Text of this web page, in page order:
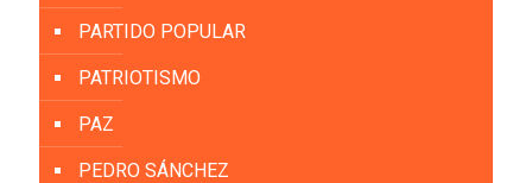
PARTIDO POPULAR
PATRIOTISMO
PAZ
PEDRO SÁNCHEZ